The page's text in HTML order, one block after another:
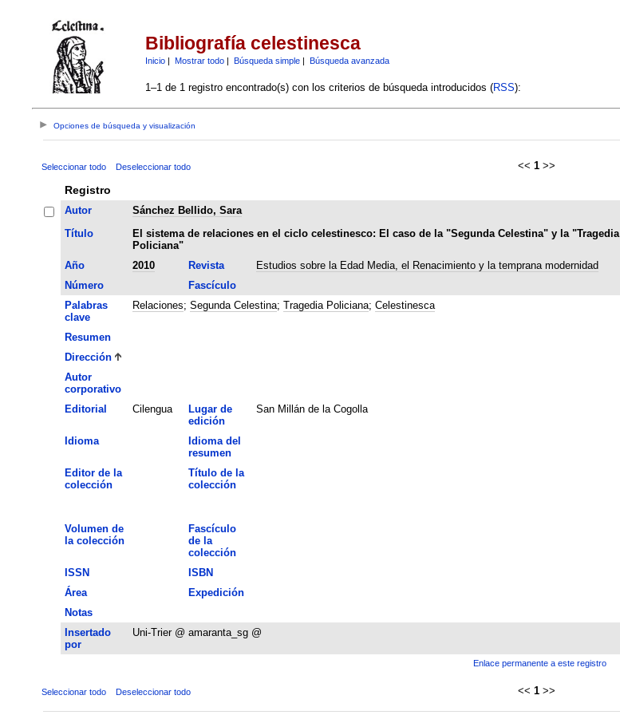
Bibliografía celestinesca
Inicio| Mostrar todo| Búsqueda simple| Búsqueda avanzada
1–1 de 1 registro encontrado(s) con los criterios de búsqueda introducidos (RSS):
Opciones de búsqueda y visualización
Seleccionar todo Deseleccionar todo << 1 >>
Registro
Autor
Sánchez Bellido, Sara
Título
El sistema de relaciones en el ciclo celestinesco: El caso de la "Segunda Celestina" y la "Tragedia
Policiana"
Año 2010 Revista Estudios sobre la Edad Media, el Renacimiento y la temprana modernidad
Número
Fascículo
Palabras
clave
Relaciones; Segunda Celestina; Tragedia Policiana; Celestinesca
Resumen
Dirección
Autor
corporativo
Editorial Cilengua
Lugar de
edición
San Millán de la Cogolla
Idioma
Idioma del
resumen
Editor de la
colección
Título de la
colección
Volumen de
la colección
Fascículo
de la
colección
ISSN ISBN
Área
Expedición
Notas
Insertado
por
Uni-Trier @ amaranta_sg @
Enlace permanente a este registro
Seleccionar todo Deseleccionar todo << 1 >>